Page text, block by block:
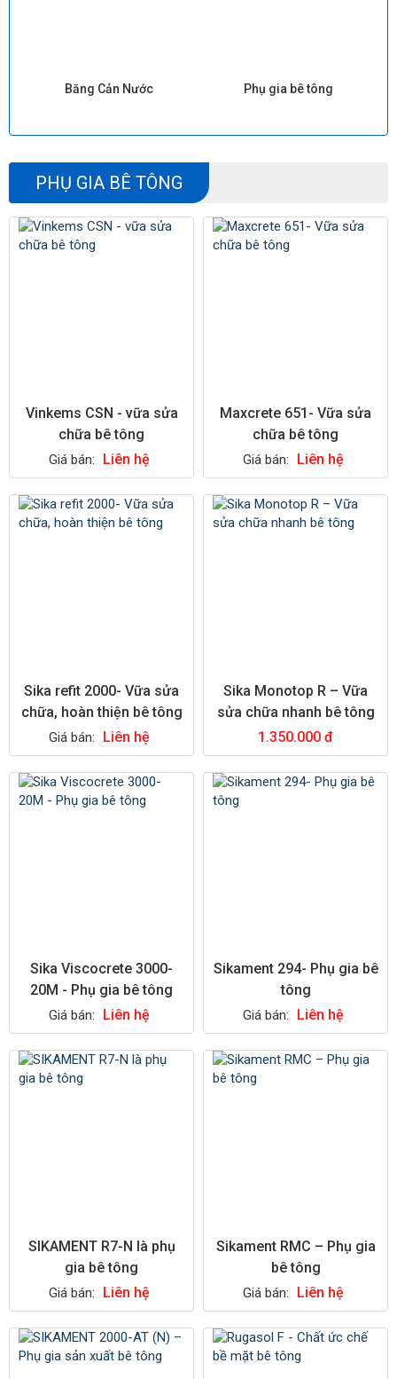
Phụ gia bê tông Keo PU foam xử lý nứt
PHỤ GIA BÊ TÔNG
Vinkems CSN - vữa sửa
chữa bê tông
Giá bán: Liên hệ
Maxcrete 651- Vữa sửa
chữa bê tông
Giá bán: Liên hệ
Sika refit 2000- Vữa sửa
chữa, hoàn thiện bê tông
Giá bán: Liên hệ
Sika Monotop R – Vữa
sửa chữa nhanh bê tông
1.350.000 đ
Sika Viscocrete 3000-
20M - Phụ gia bê tông
Giá bán: Liên hệ
Sikament 294- Phụ gia bê
tông
Giá bán: Liên hệ
SIKAMENT R7-N là phụ
gia bê tông
Giá bán: Liên hệ
Sikament RMC – Phụ gia
bê tông
Giá bán: Liên hệ